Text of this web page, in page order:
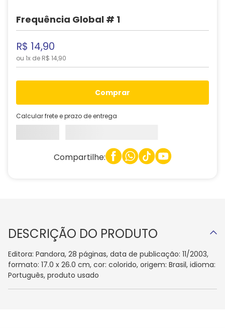
Frequência Global # 1
R$ 14,90
ou 1x de R$ 14,90
comprar
Calcular frete e prazo de entrega
Compartilhe:
DESCRIÇÃO DO PRODUTO
Editora: Pandora, 28 páginas, data de publicação: 11/2003,
formato: 17.0 x 26.0 cm, cor: colorido, origem: Brasil, idioma:
Português, produto usado